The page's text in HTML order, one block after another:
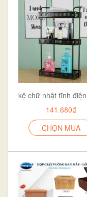
141.680₫
CHỌN MUA